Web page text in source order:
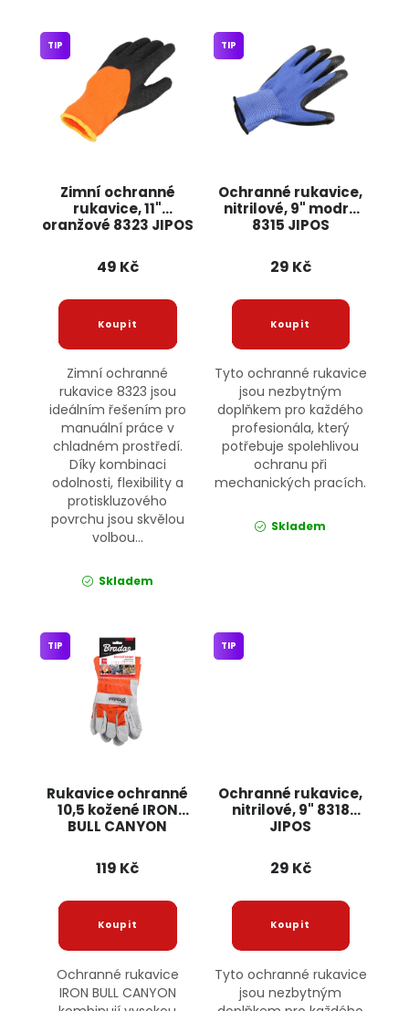
Zimní ochranné
rukavice, 11"
oranžové 8323 JIPOS
TIP
49 Kč
Zimní ochranné
rukavice 8323 jsou
ideálním řešením pro
manuální práce v
chladném prostředí.
Díky kombinaci
odolnosti, flexibility a
protiskluzového
povrchu jsou skvělou
volbou...
Skladem
Ochranné rukavice,
nitrilové, 9" modré
8315 JIPOS
TIP
29 Kč
Tyto ochranné rukavice
jsou nezbytným
doplňkem pro každého
profesionála, který
potřebuje spolehlivou
ochranu při
mechanických pracích.
Skladem
Rukavice ochranné
10,5 kožené IRON
BULL CANYON
TIP
119 Kč
Ochranné rukavice
IRON BULL CANYON
Ochranné rukavice,
nitrilové, 9" 8318
JIPOS
TIP
29 Kč
Tyto ochranné rukavice
jsou nezbytným